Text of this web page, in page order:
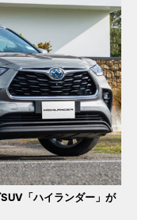
「ハイランダー」が